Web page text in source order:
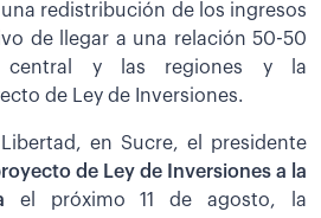
redistribución de los ingresos
de llegar a una relación 50-50
central y las regiones y la
de Ley de Inversiones.
en Sucre, el presidente
de Ley de Inversiones a la
el próximo 11 de agosto, la